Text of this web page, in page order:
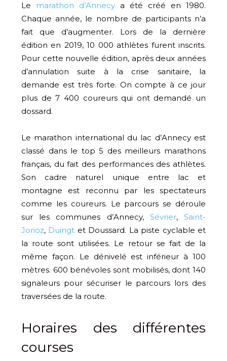
Le marathon d’Annecy a été créé en 1980.
Chaque année, le nombre de participants n’a
fait que d’augmenter. Lors de la dernière
édition en 2019, 10 000 athlètes furent inscrits.
Pour cette nouvelle édition, après deux années
d’annulation suite à la crise sanitaire, la
demande est très forte. On compte à ce jour
plus de 7 400 coureurs qui ont demandé un
dossard.
Le marathon international du lac d’Annecy est
classé dans le top 5 des meilleurs marathons
français, du fait des performances des athlètes.
Son cadre naturel unique entre lac et
montagne est reconnu par les spectateurs
comme les coureurs. Le parcours se déroule
sur les communes d’Annecy, Sévrier,Saint-
Jorioz, Duingt et Doussard. La piste cyclable et
la route sont utilisées. Le retour se fait de la
même façon. Le dénivelé est inférieur à 100
mètres. 600 bénévoles sont mobilisés, dont 140
signaleurs pour sécuriser le parcours lors des
traversées de la route.
Horaires des différentes
courses